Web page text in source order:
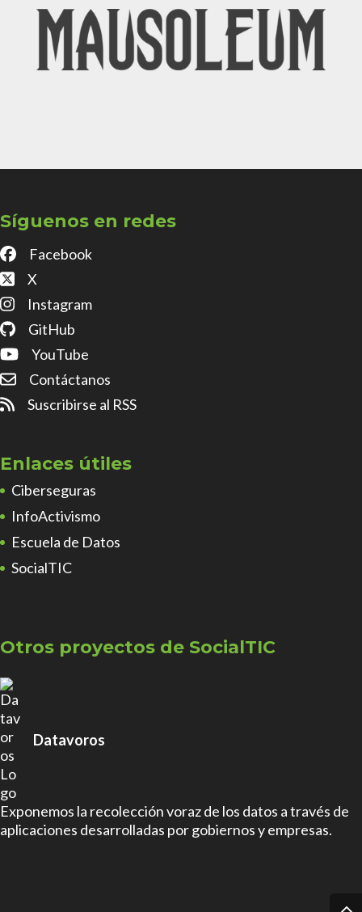
Síguenos en redes
Facebook
X
Instagram
GitHub
YouTube
Contáctanos
Suscribirse al RSS
Enlaces útiles
Ciberseguras
InfoActivismo
Escuela de Datos
SocialTIC
Otros proyectos de SocialTIC
Datavoros
Exponemos la recolección voraz de los datos a través de
aplicaciones desarrolladas por gobiernos y empresas.